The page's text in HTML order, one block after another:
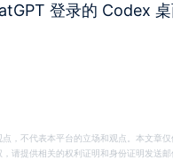
登录的 Codex
，不代表本平台的立场和观点。本文章
请提供相关的权利证明和身份证明发送